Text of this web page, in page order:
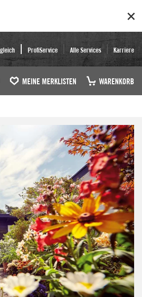
ProfiService Alle Services Karriere
MEINE MERKLISTEN WARENKORB